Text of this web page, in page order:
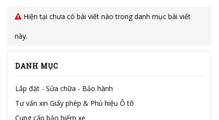
Hiện tại chưa có bài viết nào trong danh mục bài viết
này.
DANH MỤC
Lắp đặt - Sửa chữa - Bảo hành
Tư vấn xin Giấy phép & Phù hiệu Ô tô
Cung cấp bảo hiểm xe